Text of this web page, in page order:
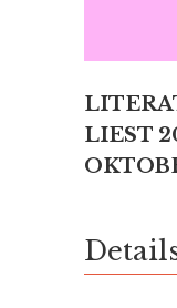
LIEST